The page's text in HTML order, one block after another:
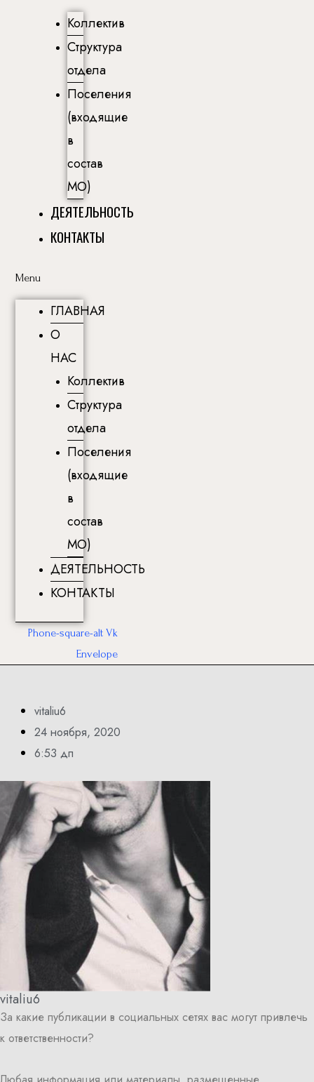
Коллектив
Структура
отдела
Поселения
(входящие
в
состав
МО)
ДЕЯТЕЛЬНОСТЬ
КОНТАКТЫ
Menu
ГЛАВНАЯ
О
НАС
Коллектив
Структура
отдела
Поселения
(входящие
в
состав
МО)
ДЕЯТЕЛЬНОСТЬ
КОНТАКТЫ
Phone-square-alt Vk
Envelope
vitaliu6
24 ноября, 2020
6:53 дп
vitaliu6
За какие публикации в социальных сетях вас могут привлечь
к ответственности?